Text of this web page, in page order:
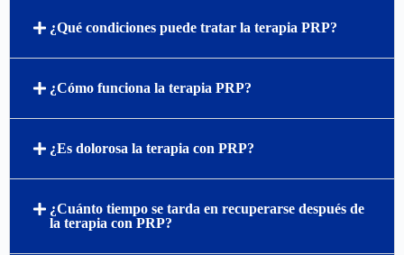
¿Qué condiciones puede tratar la terapia PRP?
¿Cómo funciona la terapia PRP?
¿Es dolorosa la terapia con PRP?
¿Cuánto tiempo se tarda en recuperarse después de
la terapia con PRP?